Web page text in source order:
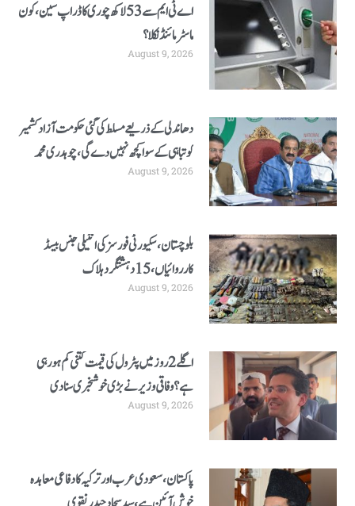
اے ٹی ایم سے 53 لاکھ چوری کا ڈراپ سین، کون
ماسٹر مائنڈ نکلا؟
August 9, 2026
دھاندلی کے ذریعے مسلط کی گئی حکومت آزاد کشمیر
کو تباہی کے سوا کچھ نہیں دے گی، چوہدری محمد
یاسین
August 9, 2026
بلوچستان، سکیورٹی فورسز کی انٹیلی جنس بیسڈ
کارروائیاں، 15 دہشتگرد ہلاک
August 9, 2026
اگلے 2 روز میں پٹرول کی قیمت کتنی کم ہو رہی
ہے؟ وفاقی وزیر نے بڑی خوشخبری سنا دی
August 9, 2026
پاکستان، سعودی عرب اور ترکیہ کا دفاعی معاہدہ